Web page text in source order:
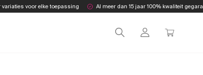
variaties voor elke toepassing Al meer dan 15 jaar 100% kwaliteit